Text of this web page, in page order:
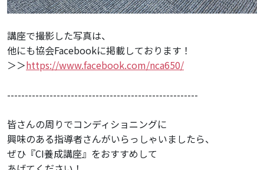
講座で撮影した写真は、
他にも協会Facebookに掲載しております！
＞＞https://www.facebook.com/nca650/
------------------------------------------------------
皆さんの周りでコンディショニングに
興味のある指導者さんがいらっしゃいましたら、
ぜひ『CI養成講座』をおすすめして